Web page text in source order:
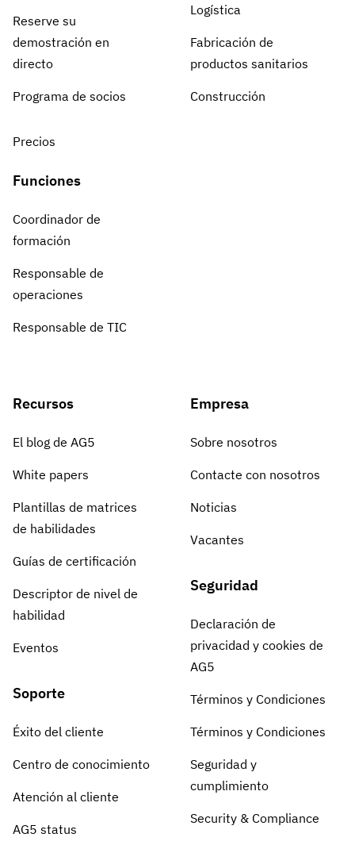
Reserve su
demostración en
directo
Programa de socios
Precios
Funciones
Coordinador de
formación
Responsable de
operaciones
Responsable de TIC
Logística
Fabricación de
productos sanitarios
Construcción
Recursos
El blog de AG5
White papers
Plantillas de matrices
de habilidades
Guías de certificación
Descriptor de nivel de
habilidad
Eventos
Soporte
Éxito del cliente
Centro de conocimiento
Atención al cliente
AG5 status
Empresa
Sobre nosotros
Contacte con nosotros
Noticias
Vacantes
Seguridad
Declaración de
privacidad y cookies de
AG5
Términos y Condiciones
Términos y Condiciones
Seguridad y
cumplimiento
Security & Compliance